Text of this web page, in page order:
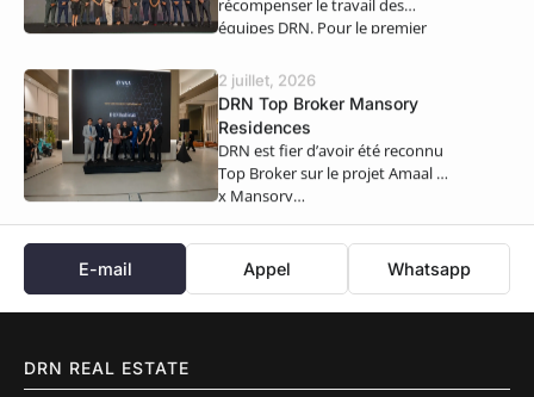
équipes DRN. Pour le premier
2 juillet, 2026
DRN Top Broker Mansory
Residences
DRN est fier d’avoir été reconnu
Top Broker sur le projet Amaal 8
x Mansory…
E-mail Appel Whatsapp
DRN REAL ESTATE